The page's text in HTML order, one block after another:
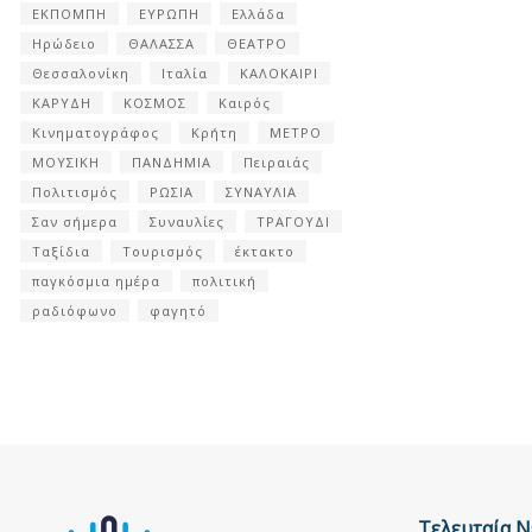
ΕΚΠΟΜΠΗ
ΕΥΡΩΠΗ
Ελλάδα
Ηρώδειο
ΘΑΛΑΣΣΑ
ΘΕΑΤΡΟ
Θεσσαλονίκη
Ιταλία
ΚΑΛΟΚΑΙΡΙ
ΚΑΡΥΔΗ
ΚΟΣΜΟΣ
Καιρός
Κινηματογράφος
Κρήτη
ΜΕΤΡΟ
ΜΟΥΣΙΚΗ
ΠΑΝΔΗΜΙΑ
Πειραιάς
Πολιτισμός
ΡΩΣΙΑ
ΣΥΝΑΥΛΙΑ
Σαν σήμερα
Συναυλίες
ΤΡΑΓΟΥΔΙ
Ταξίδια
Τουρισμός
έκτακτο
παγκόσμια ημέρα
πολιτική
ραδιόφωνο
φαγητό